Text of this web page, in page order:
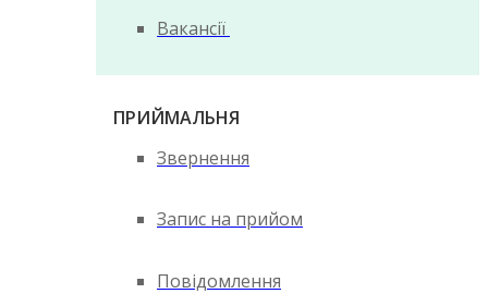
Вакансії
ПРИЙМАЛЬНЯ
Звернення
Запис на прийом
Повідомлення